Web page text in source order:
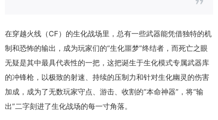
在穿越火线（CF）的生化战场里，总有一些武器能凭借独特的机
制和恐怖的输出，成为玩家们的“生化噩梦”终结者，而死亡之眼
无疑是其中最具代表性的一把，这把诞生于生化模式专属武器库
的冲锋枪，以极致的射速、持续的压制力和针对生化幽灵的伤害
加成，成为了无数玩家守点、游击、收割的“本命神器”，将“输
出”二字刻进了生化战场的每一寸角落。